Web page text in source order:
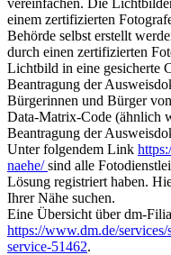
einem zertifizierten
Behörde selbst erstellt
durch einen zertifizierten
Lichtbild in eine gesicherte
Beantragung der
Bürgerinnen und Bürger
Data-Matrix-Code (ähnlich
Beantragung der
Unter folgendem Link
naehe/sind alle
Lösung registriert haben.
Ihrer Nähe suchen.
Eine Übersicht über dm-
https://www.dm.de/
service-51462.